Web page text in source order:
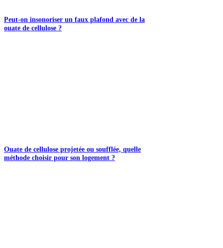
Peut-on insonoriser un faux plafond avec de la
ouate de cellulose ?
Ouate de cellulose projetée ou soufflée, quelle
méthode choisir pour son logement ?